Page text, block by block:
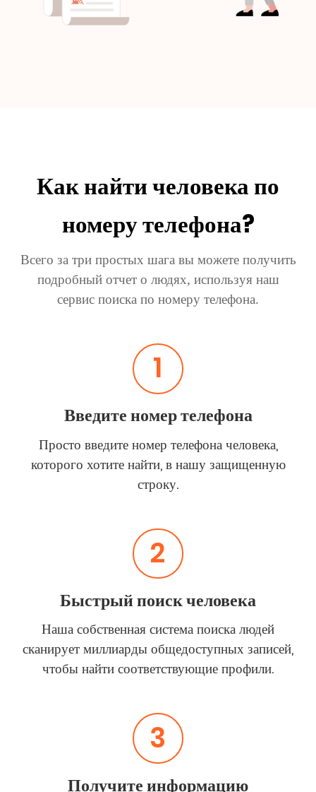
Как найти человека по
номеру телефона?
Всего за три простых шага вы можете получить
подробный отчет о людях, используя наш
сервис поиска по номеру телефона.
1
Введите номер телефона
Просто введите номер телефона человека,
которого хотите найти, в нашу защищенную
строку.
2
Быстрый поиск человека
Наша собственная система поиска людей
сканирует миллиарды общедоступных записей,
чтобы найти соответствующие профили.
3
Получите информацию